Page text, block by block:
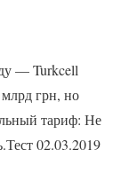
— Turkcell
млрд грн, но
тариф: Не
02.03.2019